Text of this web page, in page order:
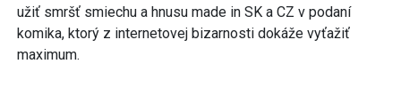
užiť smršť smiechu a hnusu made in SK a CZ v podaní
komika, ktorý z internetovej bizarnosti dokáže vyťažiť
maximum.